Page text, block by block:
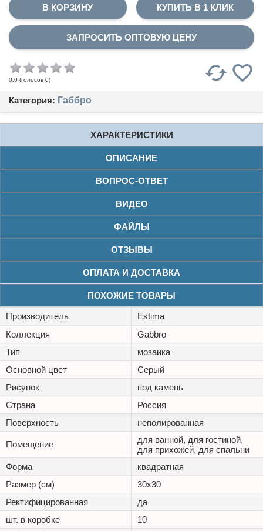
КУПИТЬ В 1 КЛИК
ЗАПРОСИТЬ ОПТОВУЮ ЦЕНУ
0.0 (голосов 0)
Категория: Габбро
ХАРАКТЕРИСТИКИ
ОПИСАНИЕ
ВОПРОС-ОТВЕТ
ВИДЕО
ФАЙЛЫ
ОТЗЫВЫ
ОПЛАТА И ДОСТАВКА
ПОХОЖИЕ ТОВАРЫ
Производитель
Estima
Коллекция
Gabbro
Тип
мозаика
Основной цвет
Серый
Рисунок
под камень
Страна
Россия
Поверхность
неполированная
Помещение
для ванной, для гостиной,
для прихожей, для спальни
Форма
квадратная
Размер (см)
30x30
Ректифицированная
да
шт. в коробке
10